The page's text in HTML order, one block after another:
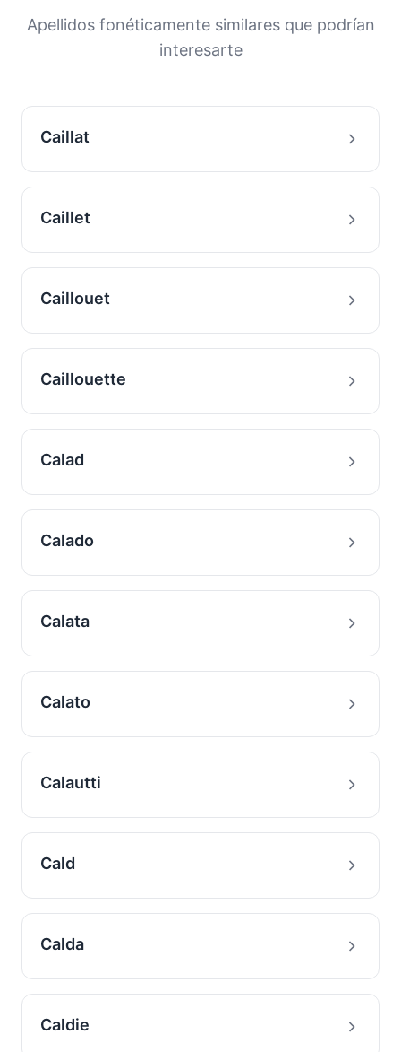
orígenes y la historia migratoria de las familias
Apellidos fonéticamente similares que podrían
interesarte
Caillat
Caillet
Caillouet
Caillouette
Calad
Calado
Calata
Calato
Calautti
Cald
Calda
Caldie